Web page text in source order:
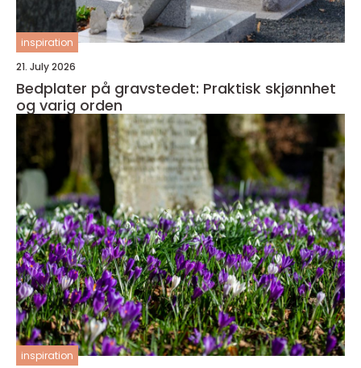
inspiration
21. July 2026
Bedplater på gravstedet: Praktisk skjønnhet
og varig orden
inspiration